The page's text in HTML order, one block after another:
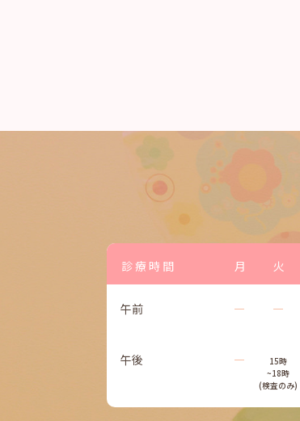
診療時間 月 火
午前 ― ―
午後 ―
15時
~18時
(検査のみ)